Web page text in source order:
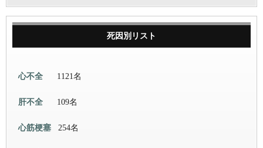
死因別リスト
心不全 1121名
肝不全 109名
心筋梗塞 254名